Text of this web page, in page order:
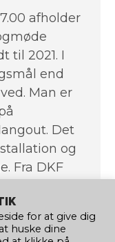
afholder
til 2021. I
end
Man er
Det
og
Fra DKF
for at give dig
huske dine